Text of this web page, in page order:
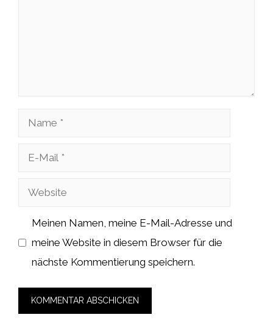
Name
Website
Meinen Namen, meine E-Mail-Adresse und
meine Website in diesem Browser für die
nächste Kommentierung speichern.